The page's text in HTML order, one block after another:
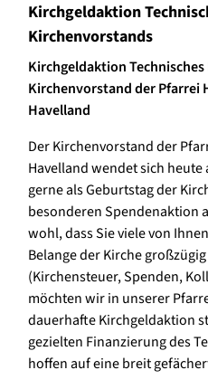
Kirchgeldaktion
Kirchenvorstands
Kirchgeldaktion Technisches
Kirchenvorstand der Pfarrei
Havelland
Der Kirchenvorstand der
Havelland wendet sich
gerne als Geburtstag der
besonderen Spendenaktion
wohl, dass Sie viele von
Belange der Kirche
(Kirchensteuer, Spenden,
möchten wir in unserer
dauerhafte Kirchgeldaktion
gezielten Finanzierung des
hoffen auf eine breit